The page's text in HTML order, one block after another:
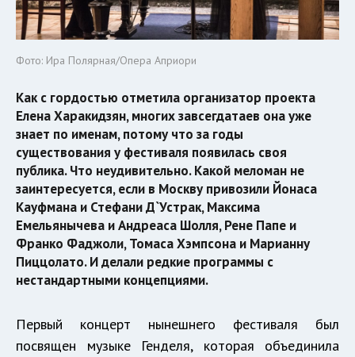
Фото: Ира Полярная/Опера Априори
Как с гордостью отметила организатор проекта
Елена Харакидзян, многих завсегдатаев она уже
знает по именам, потому что за годы
существования у фестиваля появилась своя
публика. Что неудивительно. Какой меломан не
заинтересуется, если в Москву привозили Йонаса
Кауфмана и Стефани Д`Устрак, Максима
Емельянычева и Андреаса Шолля, Рене Папе и
Франко Фаджоли, Томаса Хэмпсона и Марианну
Пиццолато. И делали редкие программы с
нестандартными концепциями.
Первый концерт нынешнего фестиваля был
посвящен музыке Генделя, которая объединила